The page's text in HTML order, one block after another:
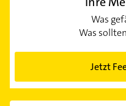
Was
Was
Jetzt